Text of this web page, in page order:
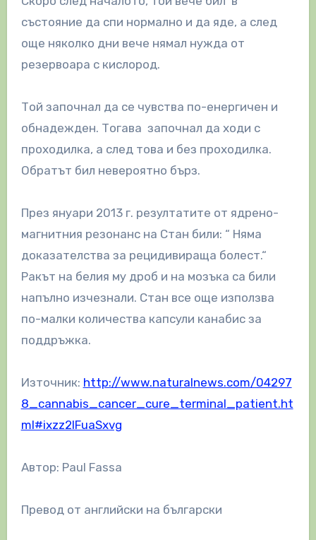
състояние да спи нормално и да яде, а след
още няколко дни вече нямал нужда от
резервоара с кислород.
Той започнал да се чувства по-енергичен и
обнадежден. Тогава започнал да ходи с
проходилка, а след това и без проходилка.
Обратът бил невероятно бърз.
През януари 2013 г. резултатите от ядрено-
магнитния резонанс на Стан били: “ Няма
доказателства за рецидивираща болест.“
Ракът на белия му дроб и на мозъка са били
напълно изчезнали. Стан все още използва
по-малки количества капсули канабис за
поддръжка.
Източник: http://www.naturalnews.com/04297
8_cannabis_cancer_cure_terminal_patient.ht
ml#ixzz2lFuaSxvg
Автор: Paul Fassa
Превод от английски на български